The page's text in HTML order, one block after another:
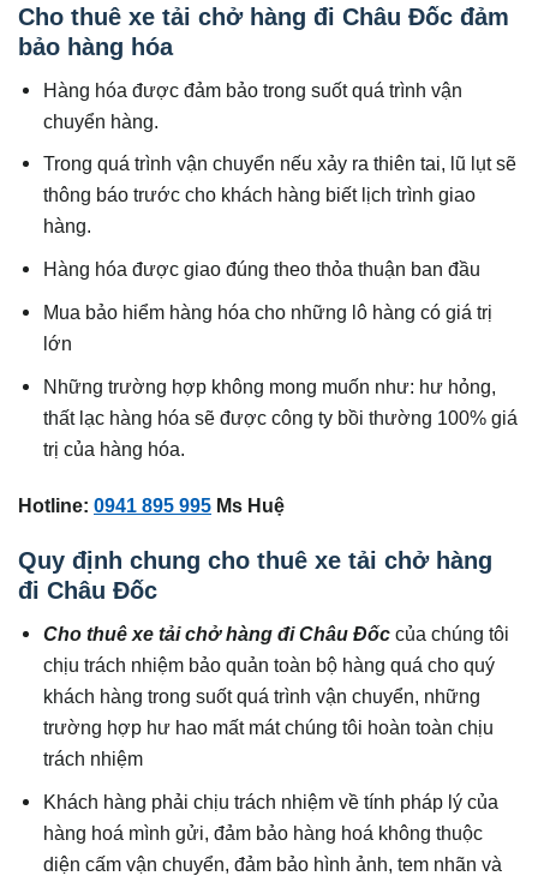
Cho thuê xe tải chở hàng đi Châu Đốc đảm
bảo hàng hóa
Hàng hóa được đảm bảo trong suốt quá trình vận
chuyển hàng.
Trong quá trình vận chuyển nếu xảy ra thiên tai, lũ lụt sẽ
thông báo trước cho khách hàng biết lịch trình giao
hàng.
Hàng hóa được giao đúng theo thỏa thuận ban đầu
Mua bảo hiểm hàng hóa cho những lô hàng có giá trị
lớn
Những trường hợp không mong muốn như: hư hỏng,
thất lạc hàng hóa sẽ được công ty bồi thường 100% giá
trị của hàng hóa.
Hotline: 0941 895 995 Ms Huệ
Quy định chung cho thuê xe tải chở hàng
đi Châu Đốc
Cho thuê xe tải chở hàng đi Châu Đốccủa chúng tôi
chịu trách nhiệm bảo quản toàn bộ hàng quá cho quý
khách hàng trong suốt quá trình vận chuyển, những
trường hợp hư hao mất mát chúng tôi hoàn toàn chịu
trách nhiệm
Khách hàng phải chịu trách nhiệm về tính pháp lý của
hàng hoá mình gửi, đảm bảo hàng hoá không thuộc
diện cấm vận chuyển, đảm bảo hình ảnh, tem nhãn và